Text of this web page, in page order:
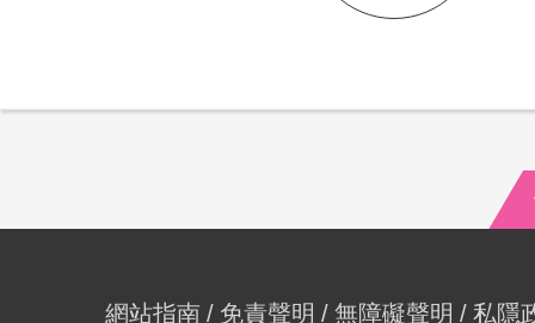
網站指南 免責聲明 無障礙聲明
私隱